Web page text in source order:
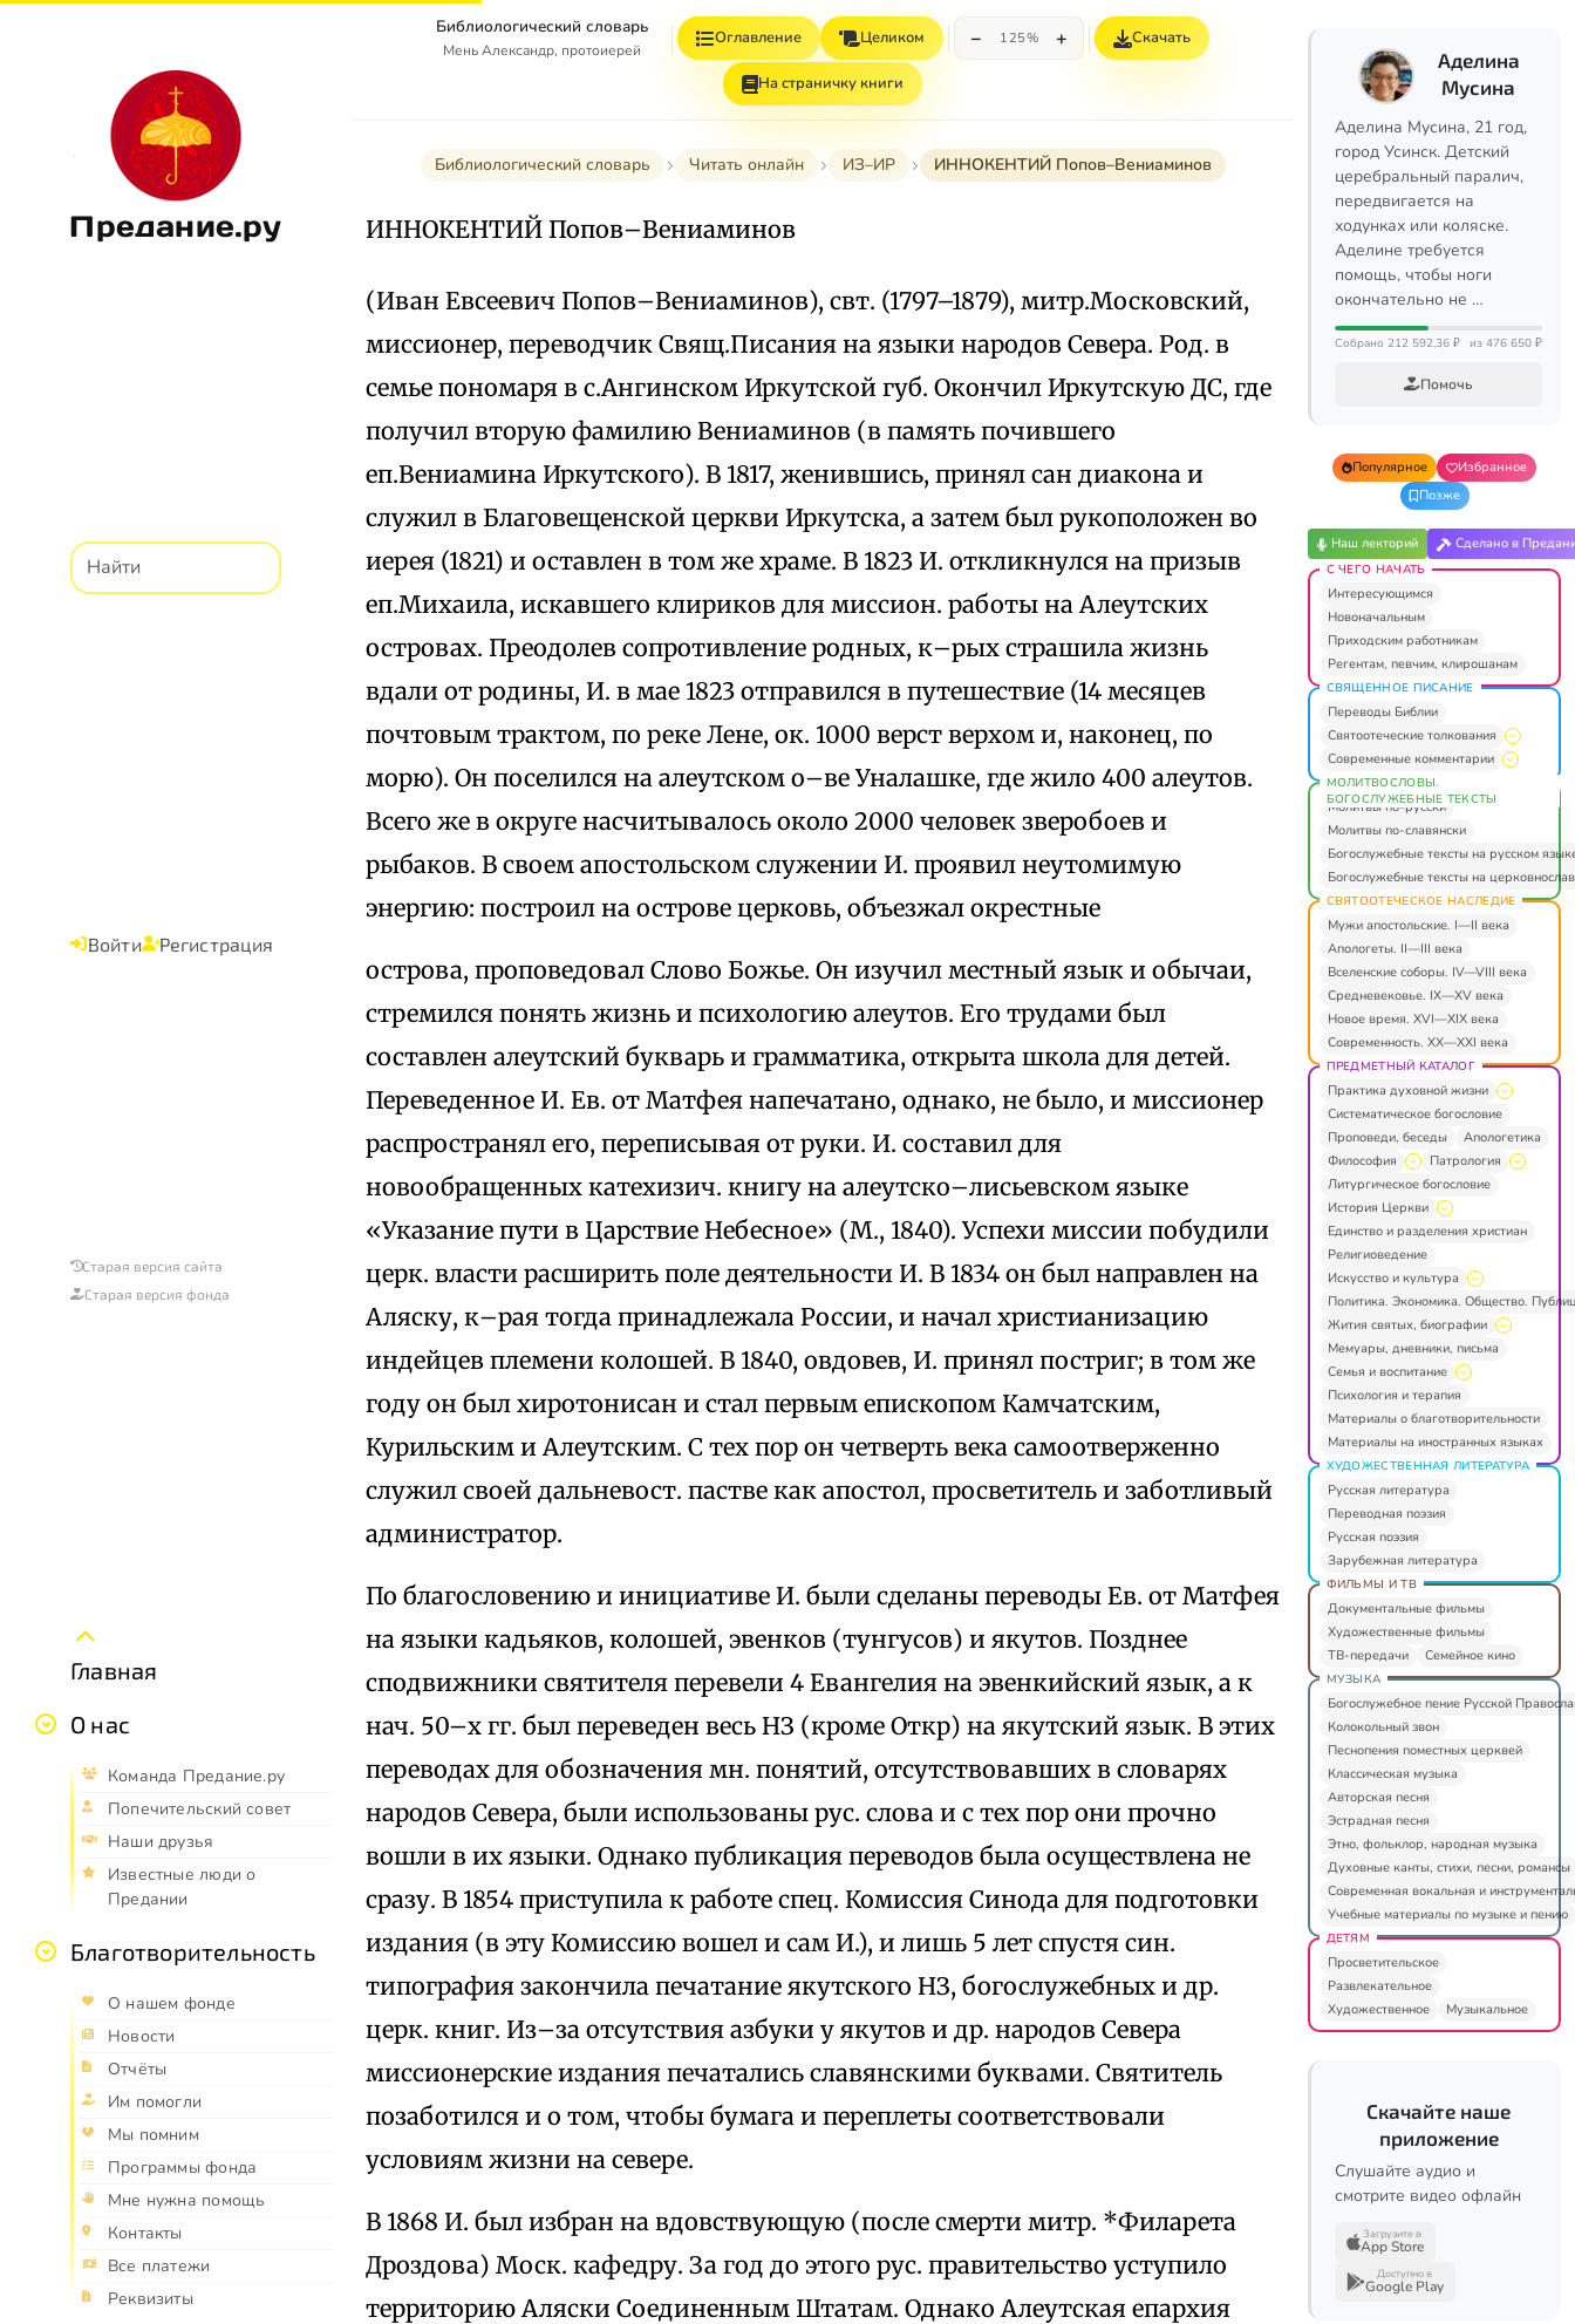
Предание.ру
Войти Регистрация
Старая версия сайта
Старая версия фонда
Главная
О нас
Команда Предание.ру
Попечительский совет
Наши друзья
Известные люди о
Предании
Благотворительность
О нашем фонде
Новости
Отчёты
Им помогли
Мы помним
Программы фонда
Мне нужна помощь
Контакты
Все платежи
Реквизиты
Библиологический словарь
Мень Александр, протоиерей
Оглавление Целиком − 125% + Скачать
На страничку книги
Библиологический словарь Читать онлайн ИЗ–ИР ИННОКЕНТИЙ Попов–Вениаминов
ИННОКЕНТИЙ Попов–Вениаминов
(Иван Евсеевич Попов–Вениаминов), свт. (1797–1879), митр.Московский,
миссионер, переводчик Свящ.Писания на языки народов Севера. Род. в
семье пономаря в с.Ангинском Иркутской губ. Окончил Иркутскую ДС, где
получил вторую фамилию Вениаминов (в память почившего
еп.Вениамина Иркутского). В 1817, женившись, принял сан диакона и
служил в Благовещенской церкви Иркутска, а затем был рукоположен во
иерея (1821) и оставлен в том же храме. В 1823 И. откликнулся на призыв
еп.Михаила, искавшего клириков для миссион. работы на Алеутских
островах. Преодолев сопротивление родных, к–рых страшила жизнь
вдали от родины, И. в мае 1823 отправился в путешествие (14 месяцев
почтовым трактом, по реке Лене, ок. 1000 верст верхом и, наконец, по
морю). Он поселился на алеутском о–ве Уналашке, где жило 400 алеутов.
Всего же в округе насчитывалось около 2000 человек зверобоев и
рыбаков. В своем апостольском служении И. проявил неутомимую
энергию: построил на острове церковь, объезжал окрестные
острова, проповедовал Слово Божье. Он изучил местный язык и обычаи,
стремился понять жизнь и психологию алеутов. Его трудами был
составлен алеутский букварь и грамматика, открыта школа для детей.
Переведенное И. Ев. от Матфея напечатано, однако, не было, и миссионер
распространял его, переписывая от руки. И. составил для
новообращенных катехизич. книгу на алеутско–лисьевском языке
«Указание пути в Царствие Небесное» (М., 1840). Успехи миссии побудили
церк. власти расширить поле деятельности И. В 1834 он был направлен на
Аляску, к–рая тогда принадлежала России, и начал христианизацию
индейцев племени колошей. В 1840, овдовев, И. принял постриг; в том же
году он был хиротонисан и стал первым епископом Камчатским,
Курильским и Алеутским. С тех пор он четверть века самоотверженно
служил своей дальневост. пастве как апостол, просветитель и заботливый
администратор.
По благословению и инициативе И. были сделаны переводы Ев. от Матфея
на языки кадьяков, колошей, эвенков (тунгусов) и якутов. Позднее
сподвижники святителя перевели 4 Евангелия на эвенкийский язык, а к
нач. 50–х гг. был переведен весь НЗ (кроме Откр) на якутский язык. В этих
переводах для обозначения мн. понятий, отсутствовавших в словарях
народов Севера, были использованы рус. слова и с тех пор они прочно
вошли в их языки. Однако публикация переводов была осуществлена не
сразу. В 1854 приступила к работе спец. Комиссия Синода для подготовки
издания (в эту Комиссию вошел и сам И.), и лишь 5 лет спустя син.
типография закончила печатание якутского НЗ, богослужебных и др.
церк. книг. Из–за отсутствия азбуки у якутов и др. народов Севера
миссионерские издания печатались славянскими буквами. Святитель
позаботился и о том, чтобы бумага и переплеты соответствовали
условиям жизни на севере.
В 1868 И. был избран на вдовствующую (после смерти митр. *Филарета
Дроздова) Моск. кафедру. За год до этого рус. правительство уступило
территорию Аляски Соединенным Штатам. Однако Алеутская епархия
Аделина
Мусина
Аделина Мусина, 21 год,
город Усинск. Детский
церебральный паралич,
передвигается на
ходунках или коляске.
Аделине требуется
помощь, чтобы ноги
окончательно не …
Собрано 212 592,36 ₽ из 476 650 ₽
Помочь
Популярное
Избранное
Позже
Наш лекторий Сделано в
С ЧЕГО НАЧАТЬ
Интересующимся
Новоначальным
Приходским работникам
Регентам, певчим, клирошанам
СВЯЩЕННОЕ ПИСАНИЕ
Переводы Библии
Святоотеческие толкования
Современные комментарии
МОЛИТВОСЛОВЫ.
БОГОСЛУЖЕБНЫЕ ТЕКСТЫ
Молитвы по-русски
Молитвы по-славянски
Богослужебные тексты на русском
Богослужебные тексты на
СВЯТООТЕЧЕСКОЕ НАСЛЕДИЕ
Мужи апостольские. I—II века
Апологеты. II—III века
Вселенские соборы. IV—VIII века
Средневековье. IX—XV века
Новое время. XVI—XIX века
Современность. XX—XXI века
ПРЕДМЕТНЫЙ КАТАЛОГ
Практика духовной жизни
Систематическое богословие
Проповеди, беседы
Апологетика
Философия
Патрология
Литургическое богословие
История Церкви
Единство и разделения христиан
Религиоведение
Искусство и культура
Политика. Экономика. Общество.
Жития святых, биографии
Мемуары, дневники, письма
Семья и воспитание
Психология и терапия
Материалы о благотворительности
Материалы на иностранных языках
ХУДОЖЕСТВЕННАЯ ЛИТЕРАТУРА
Русская литература
Переводная поэзия
Русская поэзия
Зарубежная литература
ФИЛЬМЫ И ТВ
Документальные фильмы
Художественные фильмы
ТВ-передачи
Семейное кино
МУЗЫКА
Богослужебное пение Русской
Колокольный звон
Песнопения поместных церквей
Классическая музыка
Авторская песня
Эстрадная песня
Этно, фольклор, народная музыка
Духовные канты, стихи, песни, романсы
Современная вокальная и
Учебные материалы по музыке и пению
ДЕТЯМ
Просветительское
Развлекательное
Художественное
Музыкальное
Скачайте наше
приложение
Слушайте аудио и
смотрите видео офлайн
Загрузите в
App Store
Доступно в
Google Play